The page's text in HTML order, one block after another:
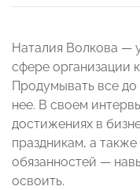
Наталия Волкова —
сфере организации
Продумывать все
нее. В своем
достижениях в
праздникам, а
обязанностей —
освоить.